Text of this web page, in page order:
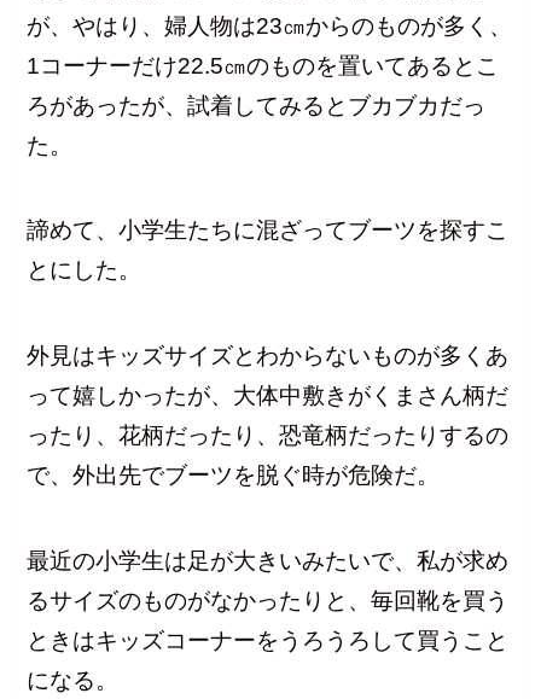
が、やはり、婦人物は23㎝からのものが多く、
1コーナーだけ22.5㎝のものを置いてあるとこ
ろがあったが、試着してみるとブカブカだっ
た。
諦めて、小学生たちに混ざってブーツを探すこ
とにした。
外見はキッズサイズとわからないものが多くあ
って嬉しかったが、大体中敷きがくまさん柄だ
ったり、花柄だったり、恐竜柄だったりするの
で、外出先でブーツを脱ぐ時が危険だ。
最近の小学生は足が大きいみたいで、私が求め
るサイズのものがなかったりと、毎回靴を買う
ときはキッズコーナーをうろうろして買うこと
になる。